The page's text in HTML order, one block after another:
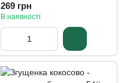
269 грн
В наявності